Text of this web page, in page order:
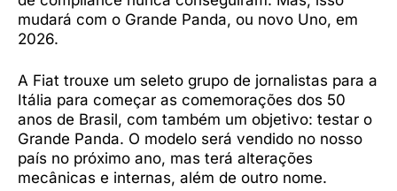
mudará com o Grande Panda, ou novo Uno, em
2026.
A Fiat trouxe um seleto grupo de jornalistas para a
Itália para começar as comemorações dos 50
anos de Brasil, com também um objetivo: testar o
Grande Panda. O modelo será vendido no nosso
país no próximo ano, mas terá alterações
mecânicas e internas, além de outro nome.